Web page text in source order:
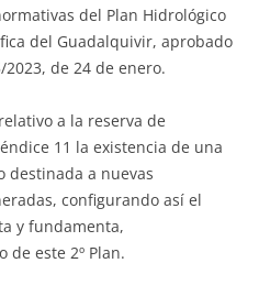
del Plan Hidrológico
del Guadalquivir, aprobado
de 24 de enero.
a la reserva de
11 la existencia de una
destinada a nuevas
configurando así el
y fundamenta,
este 2º Plan.